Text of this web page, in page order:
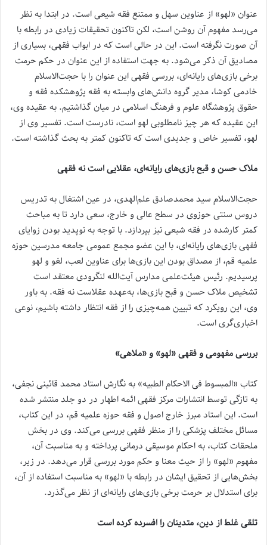
عنوان «لهو» از عناوین سهل و ممتنع فقه شیعی است. در ابتدا به نظر
می‌رسد مفهوم آن روشن است، لکن تاکنون تحقیقات زیادی در رابطه با
آن صورت نگرفته است. این در حالی است که در ابواب فقهی، بسیاری از
مصادیق آن ذکر می‌شود. به جهت استفاده از این عنوان در حکم حرمت
برخی بازی‌های رایانه‌ای، بررسی فقهی این عنوان را با حجت‌الاسلام
خادمی کوشا، مدیر گروه دانش‌های وابسته به فقه پژوهشکده فقه و
حقوق پژوهشگاه علوم و فرهنگ اسلامی در میان گذاشتیم. به عقیده وی،
این عقیده که هر چیز نامطلوبی لهو است، نادرست است. تفسیر وی از
لهو، تفسیر خاص و جدیدی است که تاکنون کمتر به بحث گذاشته است.
ملاک حسن و قبح بازی‌های رایانه‌ای، عقلایی است نه فقهی
حجت‌الاسلام سید محمدصادق علم‌الهدی، در عین اشتغال به تدریس
دروس سنتی حوزوی در سطح عالی و خارج، سعی دارد تا به مباحث
کمتر کارشده در فقه شیعی نیز بپردازد. با توجه به نوپدید بودن زوایای
فقهی بازی‌های رایانه‌ای، با این عضو مجمع عمومی جامعه مدرسین حوزه
علمیه قم، از مصداق بودن این بازی‌ها برای عناوین لعب، لغو و لهو
پرسیدیم. رئیس هیئت‌علمی مدارس آیت‌الله لنگرودی معتقد است
تشخیص ملاک حسن و قبح بازی‌ها، به‌عهده عقلاست نه فقه. به باور
وی، این رویکرد که تبیین همه‌چیزی را از فقه انتظار داشته باشیم، نوعی
اخباری‌گری است.
بررسی مفهومی و فقهی «لهو» و «ملاهی»
کتاب «المبسوط فی الاحکام الطبیه» به نگارش استاد محمد قائینی نجفی،
به تازگی توسط انتشارات مرکز فقهی ائمه اطهار در دو جلد منتشر شده
است. این استاد مبرز خارج اصول و فقه حوزه علمیه قم، در این کتاب،
مسائل مختلف پزشکی را از منظر فقهی بررسی می‌کند. وی در بخش
ملحقات کتاب، به احکام موسیقی درمانی پرداخته و به مناسبت آن،
مفهوم «لهو» را از حیث معنا و حکم مورد بررسی قرار می‌دهد. در زیر،
بخش‌هایی از تحقیق ایشان در رابطه با «لهو» به مناسبت استفاده از آن،
برای استدلال بر حرمت برخی بازی‌های رایانه‌ای از نظر می‌گذرد.
تلقی غلط از دین، متدینان را افسرده کرده است